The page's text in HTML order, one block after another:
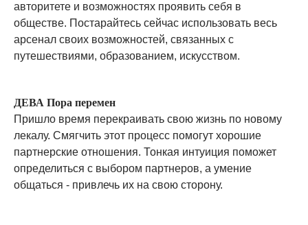
авторитете и возможностях проявить себя в
обществе. Постарайтесь сейчас использовать весь
арсенал своих возможностей, связанных с
путешествиями, образованием, искусством.
ДЕВА Пора перемен
Пришло время перекраивать свою жизнь по новому
лекалу. Смягчить этот процесс помогут хорошие
партнерские отношения. Тонкая интуиция поможет
определиться с выбором партнеров, а умение
общаться - привлечь их на свою сторону.